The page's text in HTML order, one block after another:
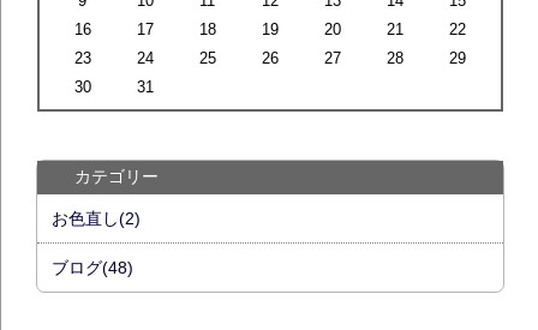
16
17 18 19 20 21
22
23
24 25 26 27 28
29
30
31
カテゴリー
お色直し(2)
ブログ(48)